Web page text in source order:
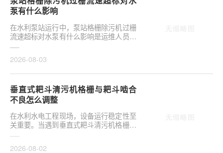
泵有什么影响
在水利泵站运行中，泵站格栅除污机过栅
流速超标对水泵有什么影响是运维人员关
注的核心议题。当水流通过格栅的速度超
2026-08-03
垂直式耙斗清污机格栅与耙斗啮合
不良怎么调整
在水利水电工程现场，设备运行稳定性至
关重要。当遇到垂直式耙斗清污机格栅与
耙斗啮合不良怎么调整这类问题时，往往
2026-08-02